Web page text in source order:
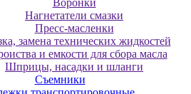
Воронки
Нагнетатели смазки
Пресс-масленки
замена технических жидкостей
и емкости для сбора масла
Шприцы, насадки и шланги
Съемники